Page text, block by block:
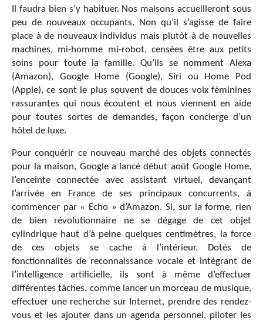
Il faudra bien s’y habituer. Nos maisons accueilleront sous
peu de nouveaux occupants. Non qu’il s’agisse de faire
place à de nouveaux individus mais plutôt à de nouvelles
machines, mi-homme mi-robot, censées être aux petits
soins pour toute la famille. Qu’ils se nomment Alexa
(Amazon), Google Home (Google), Siri ou Home Pod
(Apple), ce sont le plus souvent de douces voix féminines
rassurantes qui nous écoutent et nous viennent en aide
pour toutes sortes de demandes, façon concierge d’un
hôtel de luxe.
Pour conquérir ce nouveau marché des objets connectés
pour la maison, Google a lancé début août Google Home,
l’enceinte connectée avec assistant virtuel, devançant
l’arrivée en France de ses principaux concurrents, à
commencer par « Echo » d’Amazon. Si, sur la forme, rien
de bien révolutionnaire ne se dégage de cet objet
cylindrique haut d’à peine quelques centimètres, la force
de ces objets se cache à l’intérieur. Dotés de
fonctionnalités de reconnaissance vocale et intégrant de
l’intelligence artificielle, ils sont à même d’effectuer
différentes tâches, comme lancer un morceau de musique,
effectuer une recherche sur Internet, prendre des rendez-
vous et les ajouter dans un agenda personnel, piloter les